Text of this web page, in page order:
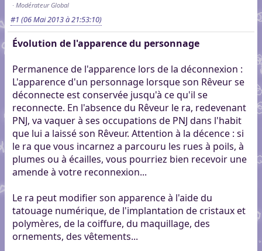
Modérateur Global
#1 (06 Mai 2013 à 21:53:10)
Évolution de l'apparence du personnage
Permanence de l'apparence lors de la déconnexion :
L'apparence d'un personnage lorsque son Rêveur se
déconnecte est conservée jusqu'à ce qu'il se
reconnecte. En l'absence du Rêveur le ra, redevenant
PNJ, va vaquer à ses occupations de PNJ dans l'habit
que lui a laissé son Rêveur. Attention à la décence : si
le ra que vous incarnez a parcouru les rues à poils, à
plumes ou à écailles, vous pourriez bien recevoir une
amende à votre reconnexion...
Le ra peut modifier son apparence à l'aide du
tatouage numérique, de l'implantation de cristaux et
polymères, de la coiffure, du maquillage, des
ornements, des vêtements...